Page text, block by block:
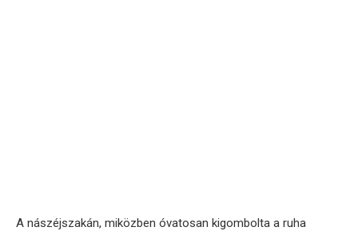
A nászéjszakán, miközben óvatosan kigombolta a ruha